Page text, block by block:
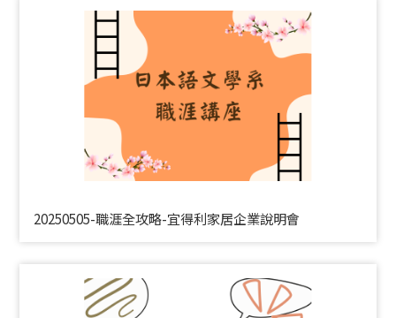
20250505-職涯全攻略-宜得利家居企業說明會